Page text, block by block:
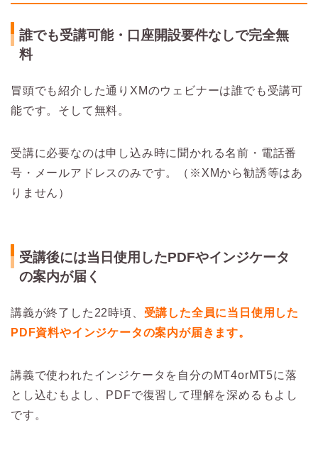
誰でも受講可能・口座開設要件なしで完全無
料
冒頭でも紹介した通りXMのウェビナーは誰でも受講可
能です。そして無料。
受講に必要なのは申し込み時に聞かれる名前・電話番
号・メールアドレスのみです。（※XMから勧誘等はあ
りません）
受講後には当日使用したPDFやインジケータ
の案内が届く
講義が終了した22時頃、 受講した全員に当日使用した
PDF資料やインジケータの案内が届きます。
講義で使われたインジケータを自分のMT4orMT5に落
とし込むもよし、PDFで復習して理解を深めるもよし
です。